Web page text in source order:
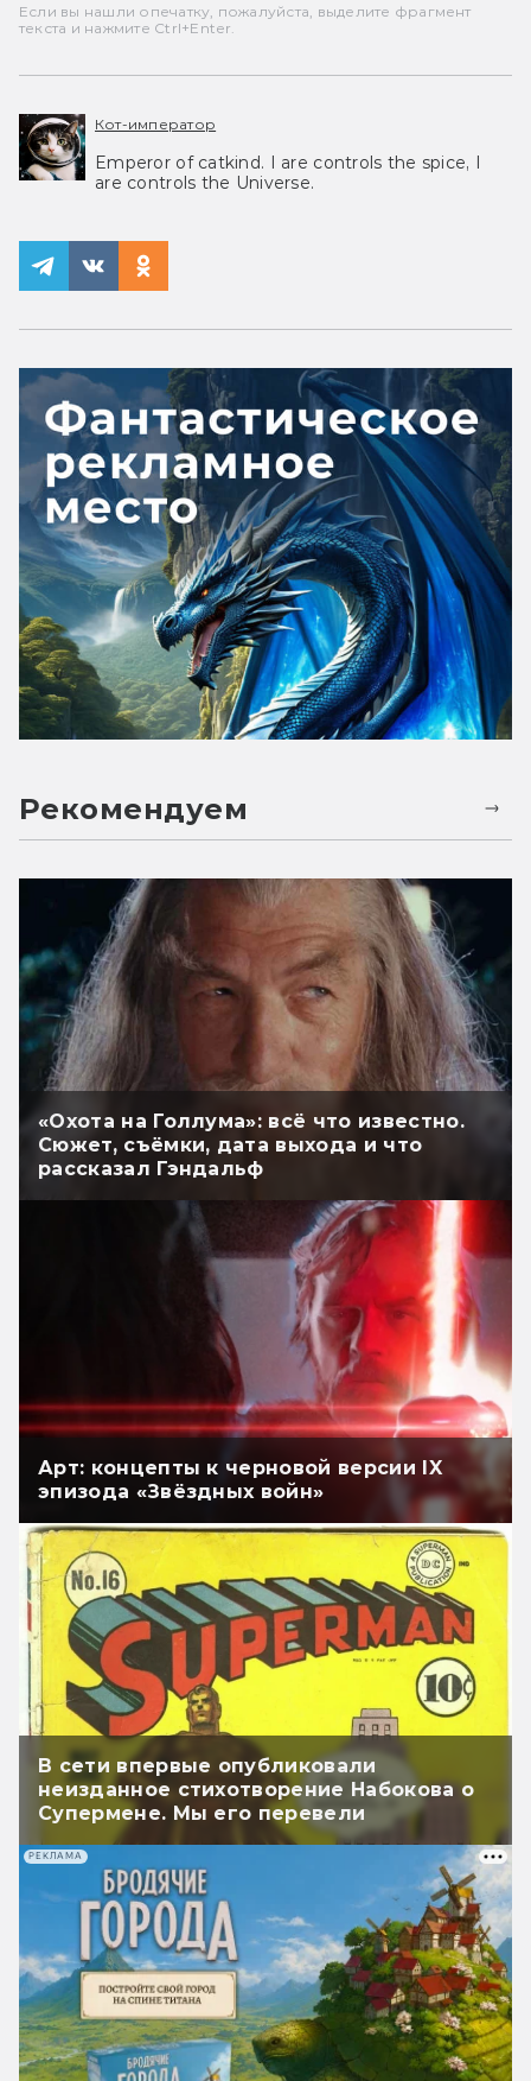
Если вы нашли опечатку, пожалуйста, выделите фрагмент
текста и нажмите Ctrl+Enter.
Кот-император
Emperor of catkind. I are controls the spice, I
are controls the Universe.
Рекомендуем
«Охота на Голлума»: всё что известно.
Сюжет, съёмки, дата выхода и что
рассказал Гэндальф
Арт: концепты к черновой версии IX
эпизода «Звёздных войн»
В сети впервые опубликовали
неизданное стихотворение Набокова о
Супермене. Мы его перевели
РЕКЛАМА